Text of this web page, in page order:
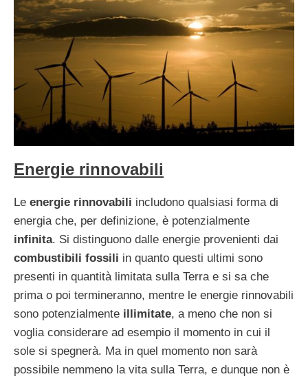
Energie rinnovabili
Le energie rinnovabili includono qualsiasi forma di
energia che, per definizione, è potenzialmente
infinita. Si distinguono dalle energie provenienti dai
combustibili fossili in quanto questi ultimi sono
presenti in quantità limitata sulla Terra e si sa che
prima o poi termineranno, mentre le energie rinnovabili
sono potenzialmente illimitate, a meno che non si
voglia considerare ad esempio il momento in cui il
sole si spegnerà. Ma in quel momento non sarà
possibile nemmeno la vita sulla Terra, e dunque non è